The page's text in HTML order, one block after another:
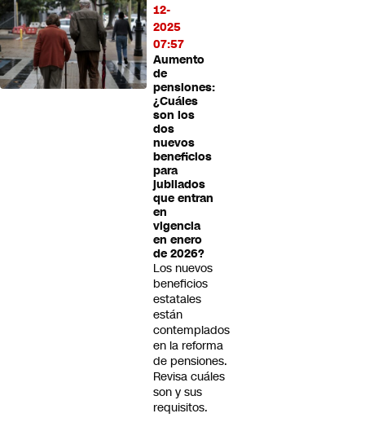
12-
2025
07:57
Aumento
de
pensiones:
¿Cuáles
son los
dos
nuevos
beneficios
para
jubilados
que entran
en
vigencia
en enero
de 2026?
Los nuevos
beneficios
estatales
están
contemplados
en la reforma
de pensiones.
Revisa cuáles
son y sus
requisitos.